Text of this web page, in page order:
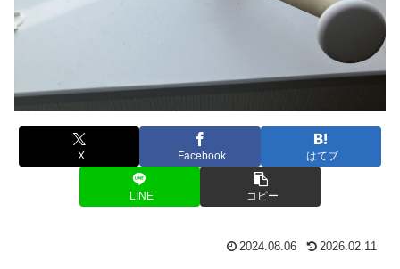
X Facebook はてブ
LINE コピー
2024.08.06 2026.02.11